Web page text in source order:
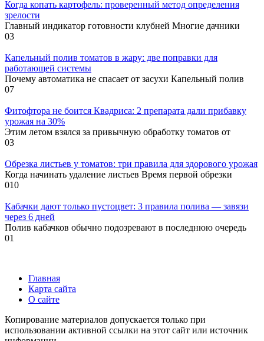
Когда копать картофель: проверенный метод определения
зрелости
Главный индикатор готовности клубней Многие дачники
03
Капельный полив томатов в жару: две поправки для
работающей системы
Почему автоматика не спасает от засухи Капельный полив
07
Фитофтора не боится Квадриса: 2 препарата дали прибавку
урожая на 30%
Этим летом взялся за привычную обработку томатов от
03
Обрезка листьев у томатов: три правила для здорового урожая
Когда начинать удаление листьев Время первой обрезки
010
Кабачки дают только пустоцвет: 3 правила полива — завязи
через 6 дней
Полив кабачков обычно подозревают в последнюю очередь
01
Главная
Карта сайта
О сайте
Копирование материалов допускается только при
использовании активной ссылки на этот сайт или источник